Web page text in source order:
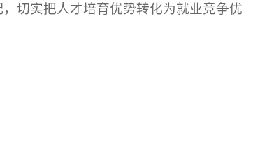
切实把人才培育优势转化为就业竞争优